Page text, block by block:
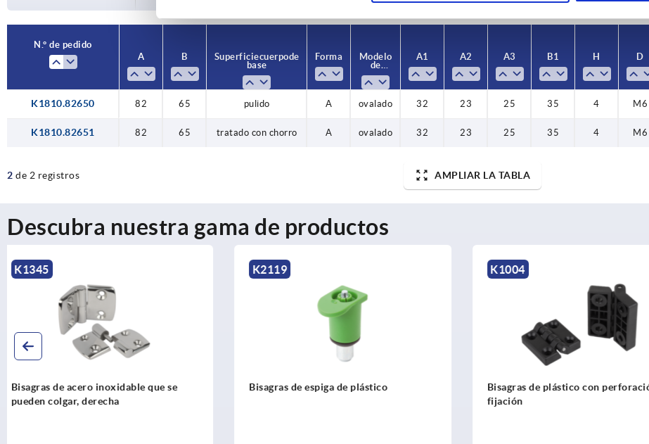
N.° de pedido
A
B
Superficie cuerpo de
base
Forma
Modelo
de
forma
A1 A2 A3 B1 H D
K1810.82650 82 65 pulido A ovalado 32 23 25 35 4 M6
K1810.82651 82 65 tratado con chorro A ovalado 32 23 25 35 4 M6
2 de 2 registros AMPLIAR LA TABLA
Descubra nuestra gama de productos
K2119
Bisagras de espiga de plástico
K1004
Bisagras de plástico con perforación de
K1963
Bisagras de plástico, separables,
desmontables